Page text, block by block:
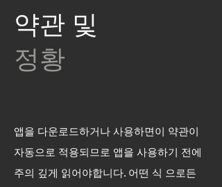
약관 및
정황
앱을 다운로드하거나 사용하면이 약관이
자동으로 적용되므로 앱을 사용하기 전에
주의 깊게 읽어야합니다. 어떤 식 으로든